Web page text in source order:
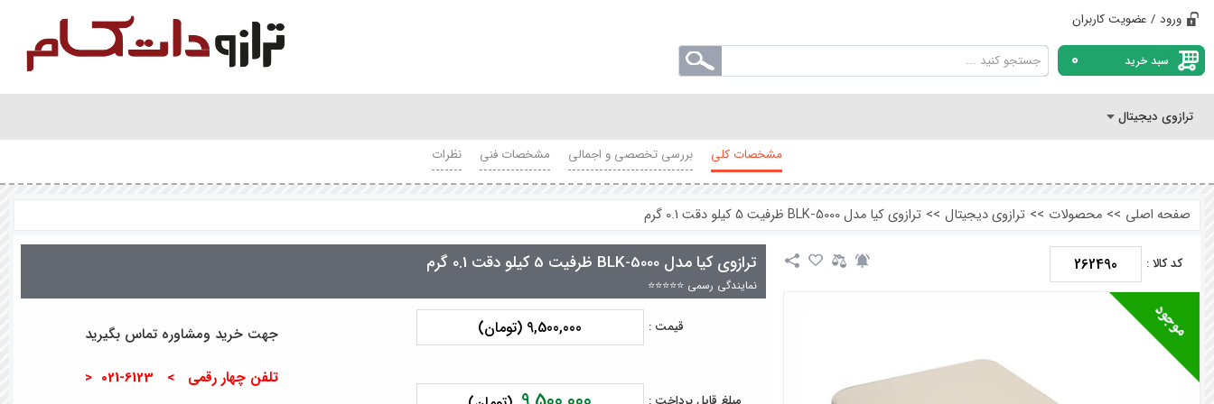
ورود / عضویت کاربران
سبد خرید 0
ترازوی دیجیتال
مشخصات کلی
بررسی تخصصی و اجمالی مشخصات فنی نظرات
صفحه اصلی >> محصولات >> ترازوی دیجیتال >> ترازوی کیا مدل BLK-5000 ظرفیت 5 کیلو دقت 0.1 گرم
کد کالا : 262490 ترازوی کیا مدل BLK-5000 ظرفیت 5 کیلو دقت 0.1 گرم
نمایندگی رسمی ⭐⭐⭐⭐⭐
قیمت : 9,500,000 (تومان) جهت خرید ومشاوره تماس بگیرید
تلفن چهار رقمی > 6123-021 <